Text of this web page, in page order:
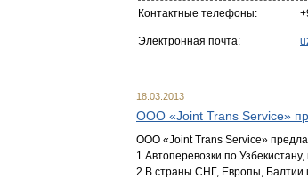
Контактные телефоны:
Электронная почта:
18.03.2013
ООО «Joint Trans Service»
ООО «Joint Trans Service»
1.Автоперевозки по
2.В страны СНГ, Европы, Балтии